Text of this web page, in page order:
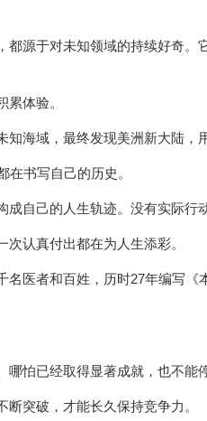
源于对未知领域的持续好奇。
体验。
海域，最终发现美洲新大陆，
书写自己的历史。
自己的人生轨迹。没有实际行
认真付出都在为人生添彩。
医者和百姓，历时27年编写《
怕已经取得显著成就，也不能
突破，才能长久保持竞争力。